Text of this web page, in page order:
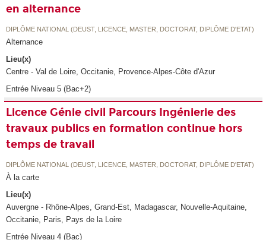
en alternance
DIPLÔME NATIONAL (DEUST, LICENCE, MASTER, DOCTORAT, DIPLÔME D'ETAT)
Alternance
Lieu(x)
Centre - Val de Loire, Occitanie, Provence-Alpes-Côte d'Azur
Entrée Niveau 5 (Bac+2)
Licence Génie civil Parcours Ingénierie des
travaux publics en formation continue hors
temps de travail
DIPLÔME NATIONAL (DEUST, LICENCE, MASTER, DOCTORAT, DIPLÔME D'ETAT)
À la carte
Lieu(x)
Auvergne - Rhône-Alpes, Grand-Est, Madagascar, Nouvelle-Aquitaine,
Occitanie, Paris, Pays de la Loire
Entrée Niveau 4 (Bac)